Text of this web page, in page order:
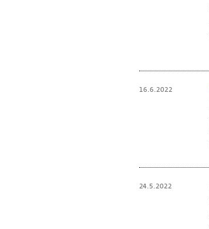
16.6.2022
24.5.2022